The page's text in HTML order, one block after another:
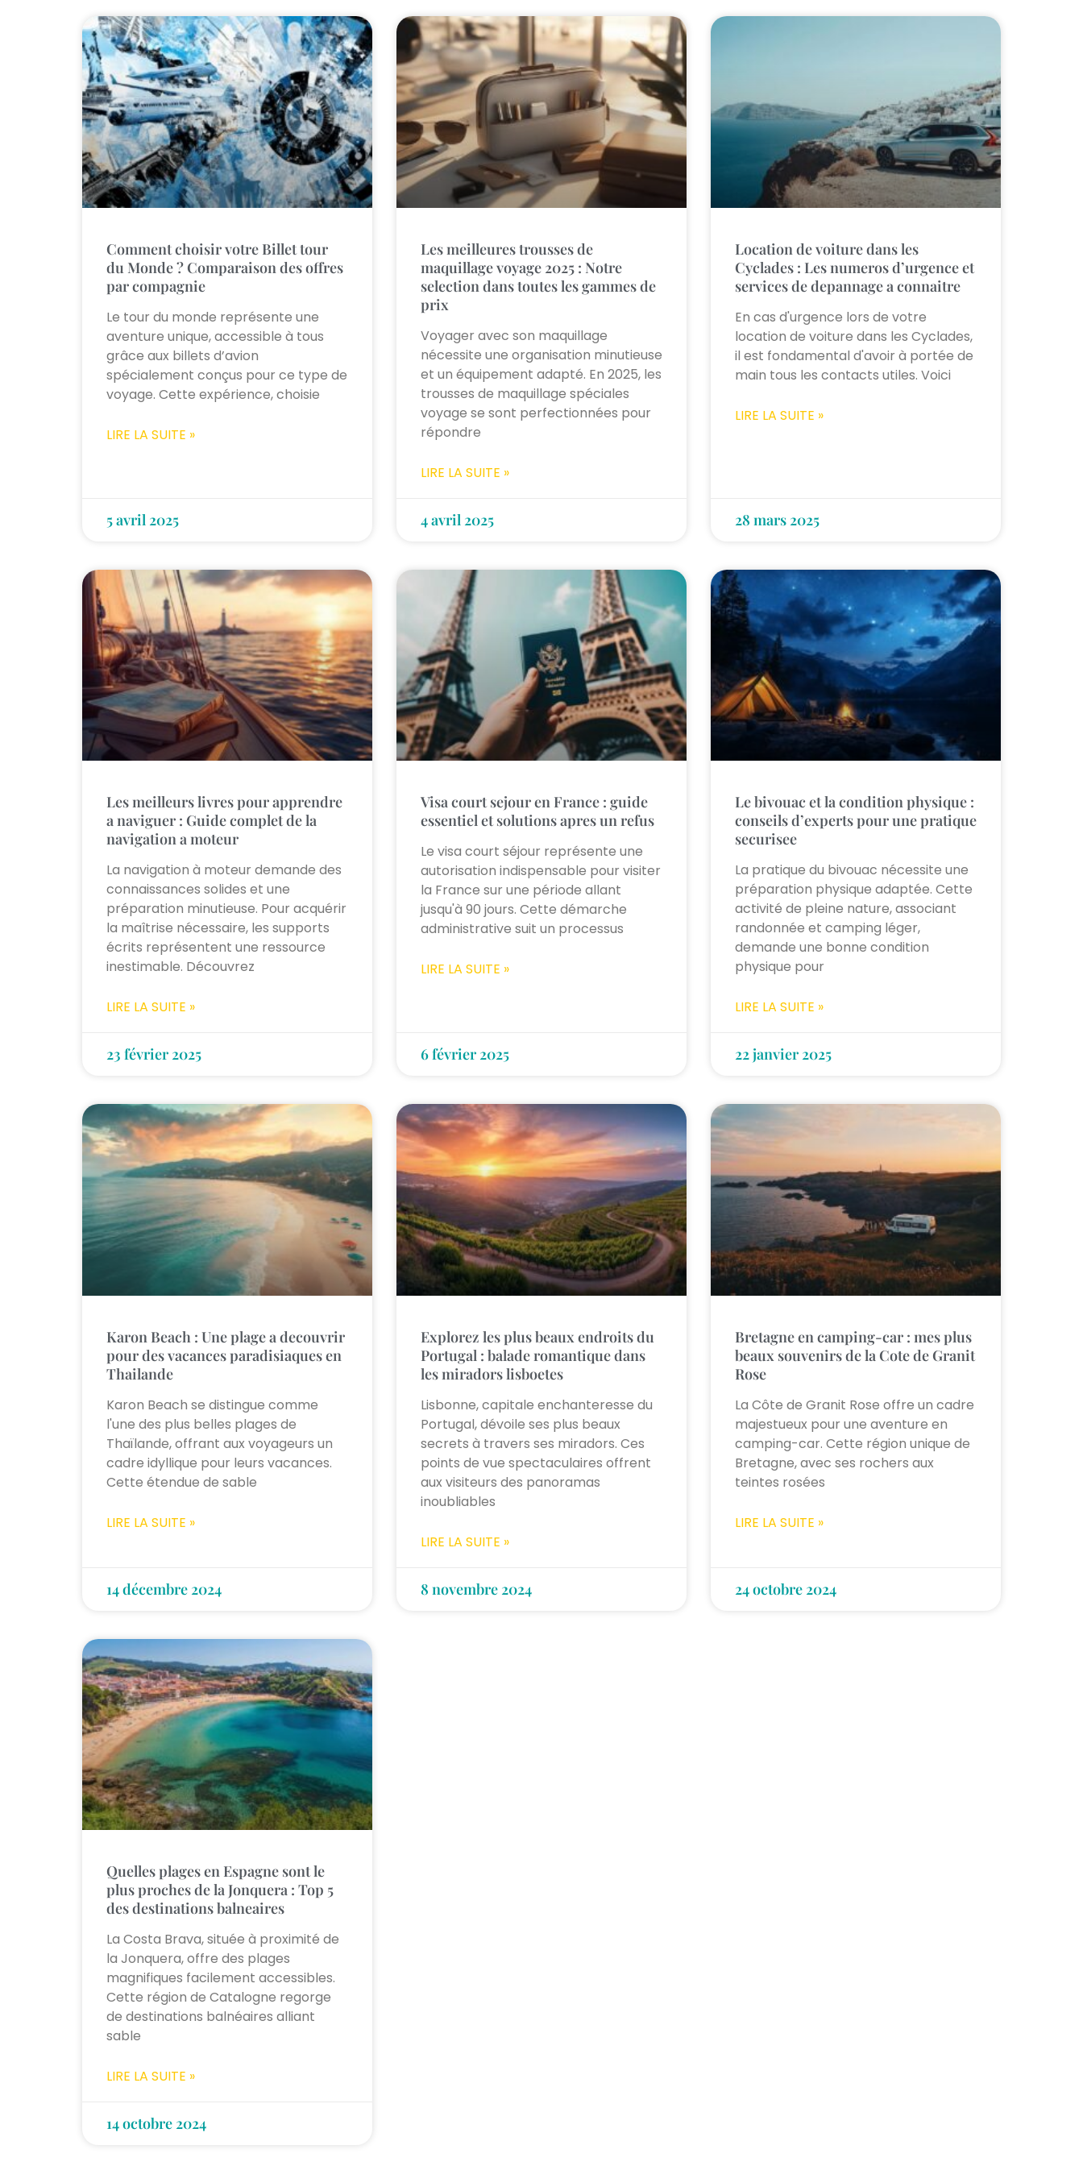
Comment choisir votre Billet tour
du Monde ? Comparaison des offres
par compagnie
Le tour du monde représente une
aventure unique, accessible à tous
grâce aux billets d’avion
spécialement conçus pour ce type de
voyage. Cette expérience, choisie
LIRE LA SUITE »
5 avril 2025
Les meilleures trousses de
maquillage voyage 2025 : Notre
selection dans toutes les gammes de
prix
Voyager avec son maquillage
nécessite une organisation minutieuse
et un équipement adapté. En 2025, les
trousses de maquillage spéciales
voyage se sont perfectionnées pour
répondre
LIRE LA SUITE »
4 avril 2025
Location de voiture dans les
Cyclades : Les numeros d’urgence et
services de depannage a connaitre
En cas d'urgence lors de votre
location de voiture dans les Cyclades,
il est fondamental d'avoir à portée de
main tous les contacts utiles. Voici
LIRE LA SUITE »
28 mars 2025
Les meilleurs livres pour apprendre
a naviguer : Guide complet de la
navigation a moteur
La navigation à moteur demande des
connaissances solides et une
préparation minutieuse. Pour acquérir
la maîtrise nécessaire, les supports
écrits représentent une ressource
inestimable. Découvrez
LIRE LA SUITE »
23 février 2025
Visa court sejour en France : guide
essentiel et solutions apres un refus
Le visa court séjour représente une
autorisation indispensable pour visiter
la France sur une période allant
jusqu'à 90 jours. Cette démarche
administrative suit un processus
LIRE LA SUITE »
6 février 2025
Le bivouac et la condition physique :
conseils d’experts pour une pratique
securisee
La pratique du bivouac nécessite une
préparation physique adaptée. Cette
activité de pleine nature, associant
randonnée et camping léger,
demande une bonne condition
physique pour
LIRE LA SUITE »
22 janvier 2025
Karon Beach : Une plage a decouvrir
pour des vacances paradisiaques en
Thailande
Karon Beach se distingue comme
l'une des plus belles plages de
Thaïlande, offrant aux voyageurs un
cadre idyllique pour leurs vacances.
Cette étendue de sable
LIRE LA SUITE »
14 décembre 2024
Explorez les plus beaux endroits du
Portugal : balade romantique dans
les miradors lisboetes
Lisbonne, capitale enchanteresse du
Portugal, dévoile ses plus beaux
secrets à travers ses miradors. Ces
points de vue spectaculaires offrent
aux visiteurs des panoramas
inoubliables
LIRE LA SUITE »
8 novembre 2024
Bretagne en camping-car : mes plus
beaux souvenirs de la Cote de Granit
Rose
La Côte de Granit Rose offre un cadre
majestueux pour une aventure en
camping-car. Cette région unique de
Bretagne, avec ses rochers aux
teintes rosées
LIRE LA SUITE »
24 octobre 2024
Quelles plages en Espagne sont le
plus proches de la Jonquera : Top 5
des destinations balneaires
La Costa Brava, située à proximité de
la Jonquera, offre des plages
magnifiques facilement accessibles.
Cette région de Catalogne regorge
de destinations balnéaires alliant
sable
LIRE LA SUITE »
14 octobre 2024